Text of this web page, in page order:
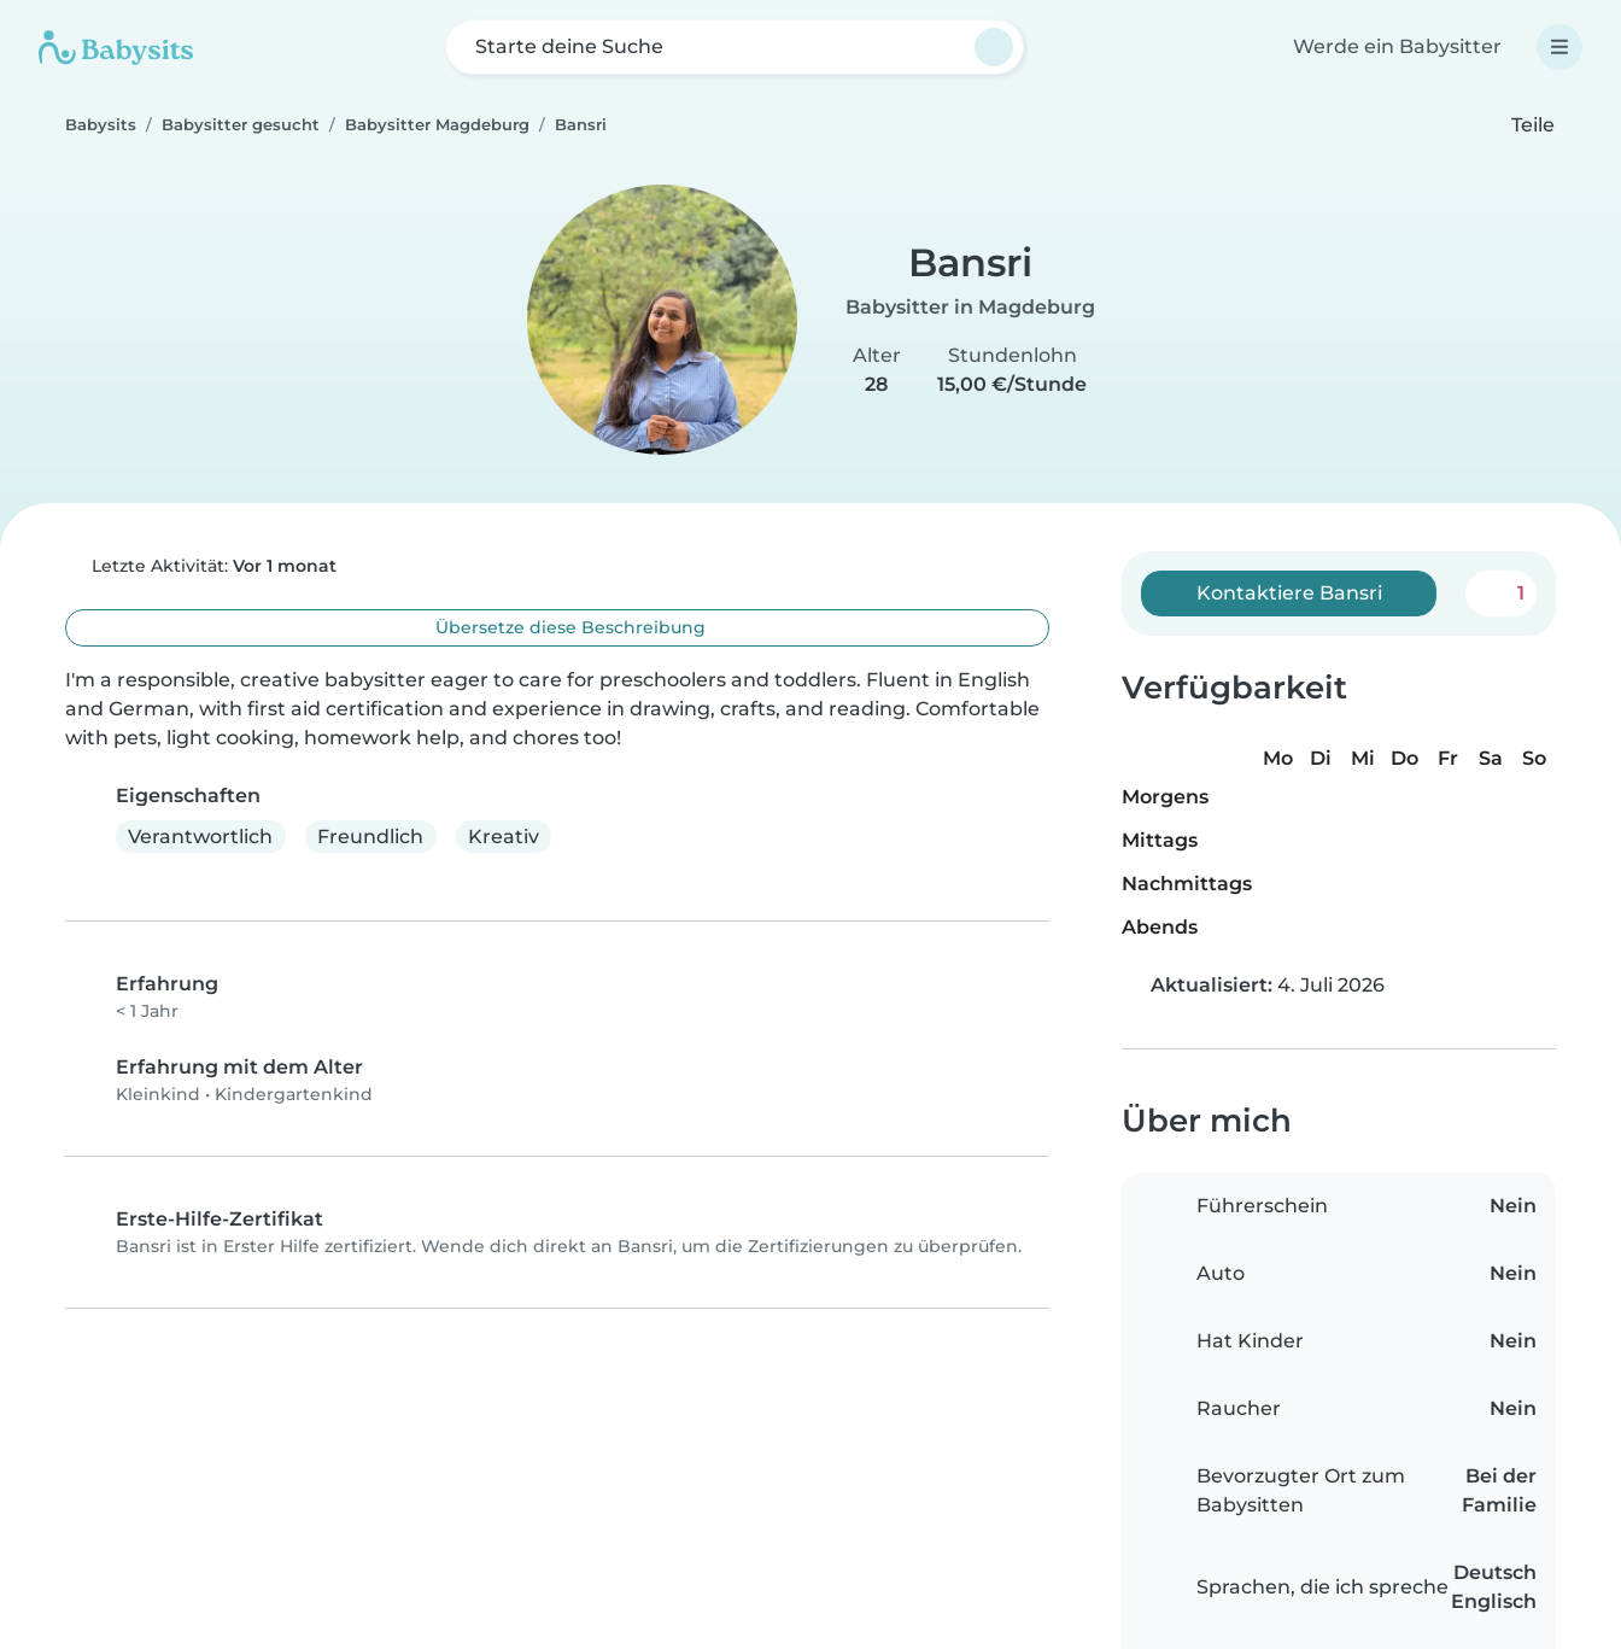
Starte deine Suche Werde ein Babysitter
Babysits Babysitter gesucht Babysitter Magdeburg Bansri Teile
Bansri
Babysitter in Magdeburg
Alter
28
Stundenlohn
15,00 €/Stunde
Letzte Aktivität: Vor 1 monat
Übersetze diese Beschreibung
I'm a responsible, creative babysitter eager to care for preschoolers and toddlers. Fluent in English
and German, with first aid certification and experience in drawing, crafts, and reading. Comfortable
with pets, light cooking, homework help, and chores too!
Eigenschaften
Verantwortlich
Freundlich Kreativ
Erfahrung
< 1 Jahr
Erfahrung mit dem Alter
Kleinkind • Kindergartenkind
Erste-Hilfe-Zertifikat
Bansri ist in Erster Hilfe zertifiziert. Wende dich direkt an Bansri, um die Zertifizierungen zu überprüfen.
Kontaktiere Bansri 1
Verfügbarkeit
Mo Di Mi Do Fr Sa
So
Morgens
Mittags
Nachmittags
Abends
Aktualisiert: 4. Juli 2026
Über mich
Führerschein Nein
Auto Nein
Hat Kinder Nein
Raucher Nein
Bevorzugter Ort zum
Babysitten
Bei der
Familie
Sprachen, die ich spreche
Deutsch
Englisch